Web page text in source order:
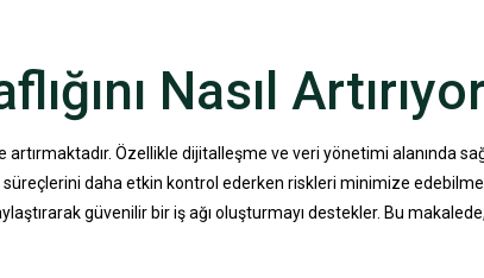
Nasıl
Özellikle dijitalleşme ve veri yönetimi alanında
daha etkin kontrol ederken riskleri minimize
güvenilir bir iş ağı oluşturmayı destekler. Bu